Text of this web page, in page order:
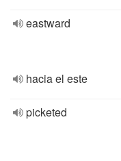
eastward
hacia el este
picketed